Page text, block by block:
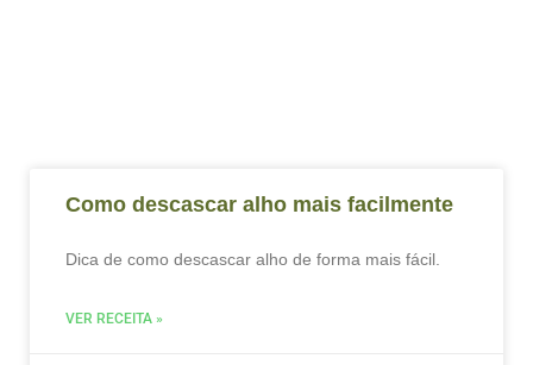
Como descascar alho mais facilmente
Dica de como descascar alho de forma mais fácil.
VER RECEITA »